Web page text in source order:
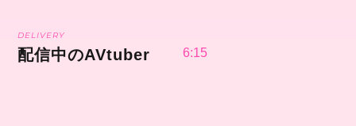
DELIVERY
配信中のAVtuber 6:15